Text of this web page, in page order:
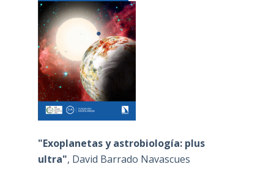
"Exoplanetas y astrobiología: plus
ultra", David Barrado Navascues